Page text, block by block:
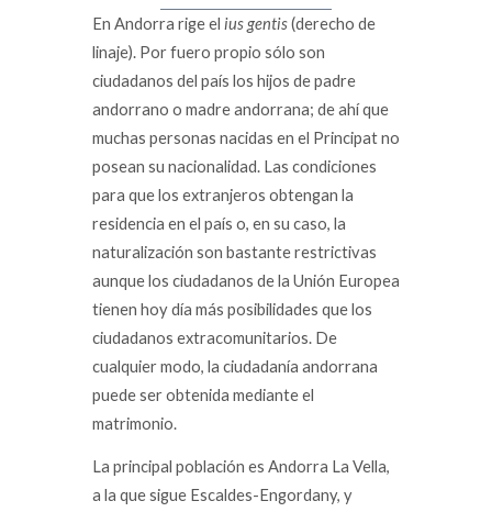
En Andorra rige el ius gentis(derecho de
linaje). Por fuero propio sólo son
ciudadanos del país los hijos de padre
andorrano o madre andorrana; de ahí que
muchas personas nacidas en el Principat no
posean su nacionalidad. Las condiciones
para que los extranjeros obtengan la
residencia en el país o, en su caso, la
naturalización son bastante restrictivas
aunque los ciudadanos de la Unión Europea
tienen hoy día más posibilidades que los
ciudadanos extracomunitarios. De
cualquier modo, la ciudadanía andorrana
puede ser obtenida mediante el
matrimonio.
La principal población es Andorra La Vella,
a la que sigue Escaldes-Engordany, y